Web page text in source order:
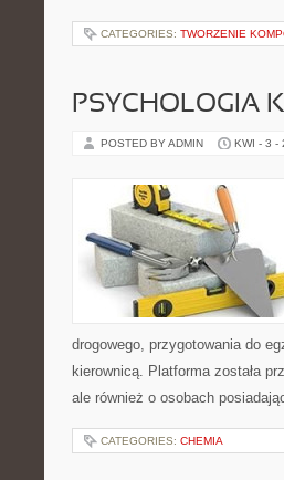
CATEGORIES: TWORZENIE
PSYCHOLOGIA
POSTED BY ADMIN KWI - 3 -
drogowego, przygotowania do
kierownicą. Platforma została
ale również o osobach
CATEGORIES: CHEMIA